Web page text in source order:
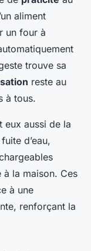
aliment
un four à
trouve sa
reste au
à tous.
eux aussi de la
d’eau,
à la maison. Ces
à une
renforçant la